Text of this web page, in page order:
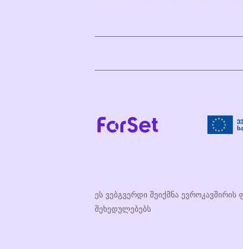
ეს ვებგვერდი შეიქმნა
შეხედულებებს